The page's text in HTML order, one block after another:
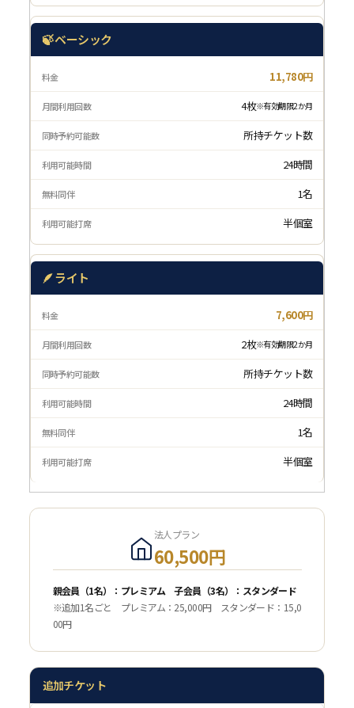
🍃 ベーシック
11,780円
4枚※有効期限2か月
所持チケット数
24時間
1名
半個室
🪶 ライト
7,600円
2枚※有効期限2か月
所持チケット数
24時間
1名
半個室
法人プラン
60,500円
親会員（1名）：プレミアム 子会員（3名）：スタンダード
※追加1名ごと プレミアム：25,000円 スタンダード：15,0
00円
追加チケット